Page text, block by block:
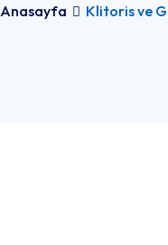
Anasayfa Klitoris ve